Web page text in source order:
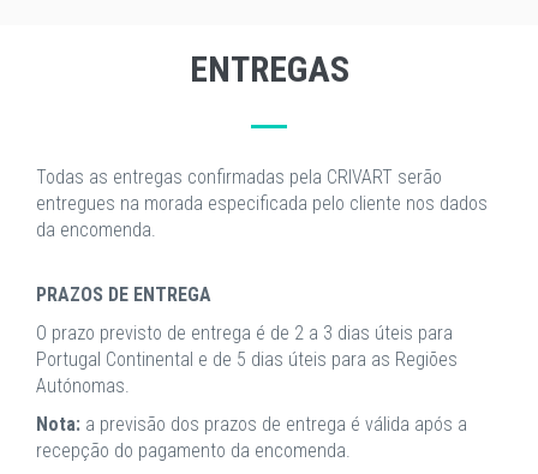
ENTREGAS
Todas as entregas confirmadas pela CRIVART serão
entregues na morada especificada pelo cliente nos dados
da encomenda.
PRAZOS DE ENTREGA
O prazo previsto de entrega é de 2 a 3 dias úteis para
Portugal Continental e de 5 dias úteis para as Regiões
Autónomas.
Nota: a previsão dos prazos de entrega é válida após a
recepção do pagamento da encomenda.